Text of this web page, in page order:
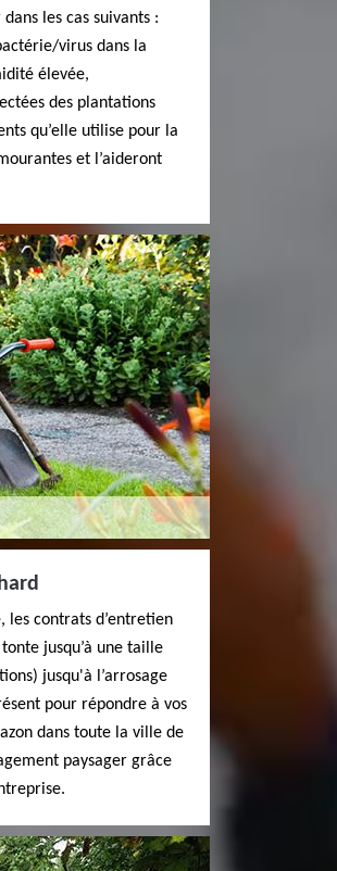
les cas suivants :
virus dans la
élevée,
des plantations
qu’elle utilise pour la
et l’aideront
contrats d’entretien
jusqu’à une taille
jusqu'à l’arrosage
pour répondre à vos
dans toute la ville de
paysager grâce